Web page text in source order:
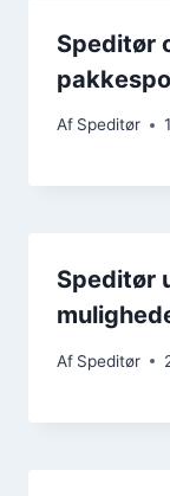
Speditør
Af Speditør
Speditør
Af Speditør